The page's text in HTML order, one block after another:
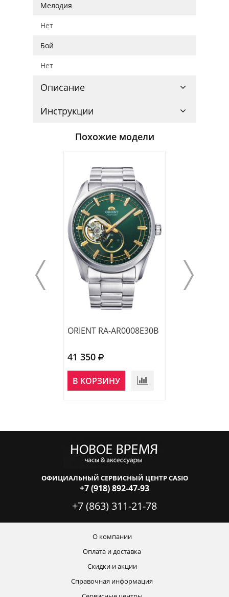
Мелодия
Нет
Бой
Нет
Описание
Инструкции
Похожие модели
ORIENT RA-AR0008E30B
41 350
В КОРЗИНУ
ОФИЦИАЛЬНЫЙ СЕРВИСНЫЙ ЦЕНТР CASIO
+7 (918) 892-47-93
+7 (863) 311-21-78
О компании
Оплата и доставка
Скидки и акции
Справочная информация